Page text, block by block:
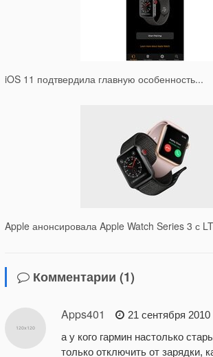
iOS 11 подтвердила главную особенность...
Apple анонсировала Apple Watch Series 3 с
Комментарии (1)
Apps401
21 сентября 2010
а у кого гармин настолько
только отключить от зарядки,